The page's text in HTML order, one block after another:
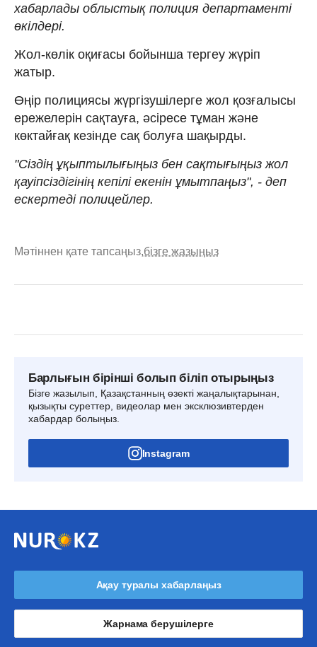
хабарлады облыстық полиция департаменті
өкілдері.
Жол-көлік оқиғасы бойынша тергеу жүріп
жатыр.
Өңір полициясы жүргізушілерге жол қозғалысы
ережелерін сақтауға, әсіресе тұман және
көктайғақ кезінде сақ болуға шақырды.
"Сіздің ұқыптылығыңыз бен сақтығыңыз жол
қауіпсіздігінің кепілі екенін ұмытпаңыз", - деп
ескертеді полицейлер.
Мәтіннен қате тапсаңыз,бізге жазыңыз
Барлығын бірінші болып біліп отырыңыз
Бізге жазылып, Қазақстанның өзекті жаңалықтарынан,
қызықты суреттер, видеолар мен эксклюзивтерден
хабардар болыңыз.
Instagram
Ақау туралы хабарлаңыз
Жарнама берушілерге